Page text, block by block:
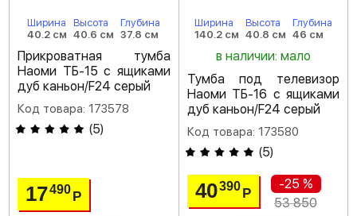
Ширина
40.2 см
Высота
40.6 см
Глубина
37.8 см
Прикроватная тумба
Наоми ТБ-15 с ящиками
дуб каньон/F24 серый
Код товара: 173578
(5)
17490Р
Ширина
140.2 см
Высота
40.8 см
Глубина
46 см
в наличии: мало
Тумба под телевизор
Наоми ТБ-16 с ящиками
дуб каньон/F24 серый
Код товара: 173580
(5)
40390 Р
-25 %
53 850